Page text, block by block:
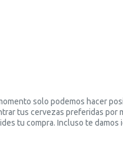
solo podemos hacer
tus cervezas preferidas por
tu compra. Incluso te damos